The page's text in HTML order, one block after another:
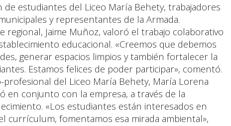
de estudiantes del Liceo María Behety, trabajadores
y representantes de la Armada.
regional, Jaime Muñoz, valoró el trabajo colaborativo
educacional. «Creemos que debemos
generar espacios limpios y también fortalecer la
Estamos felices de poder participar», comentó.
del Liceo María Behety, María Lorena
en conjunto con la empresa, a través de la
«Los estudiantes están interesados en
currículum, fomentamos esa mirada ambiental»,